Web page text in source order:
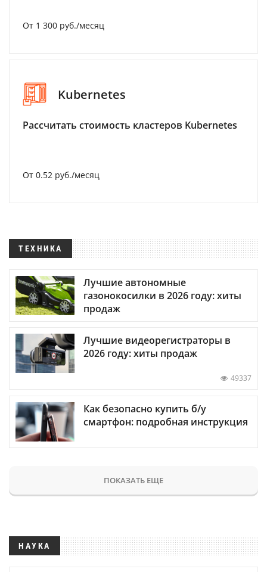
От 1 300 руб./месяц
Kubernetes
Рассчитать стоимость кластеров Kubernetes
От 0.52 руб./месяц
ТЕХНИКА
Лучшие автономные
газонокосилки в 2026 году: хиты
продаж
Лучшие видеорегистраторы в
2026 году: хиты продаж
49337
Как безопасно купить б/у
смартфон: подробная инструкция
ПОКАЗАТЬ ЕЩЕ
НАУКА